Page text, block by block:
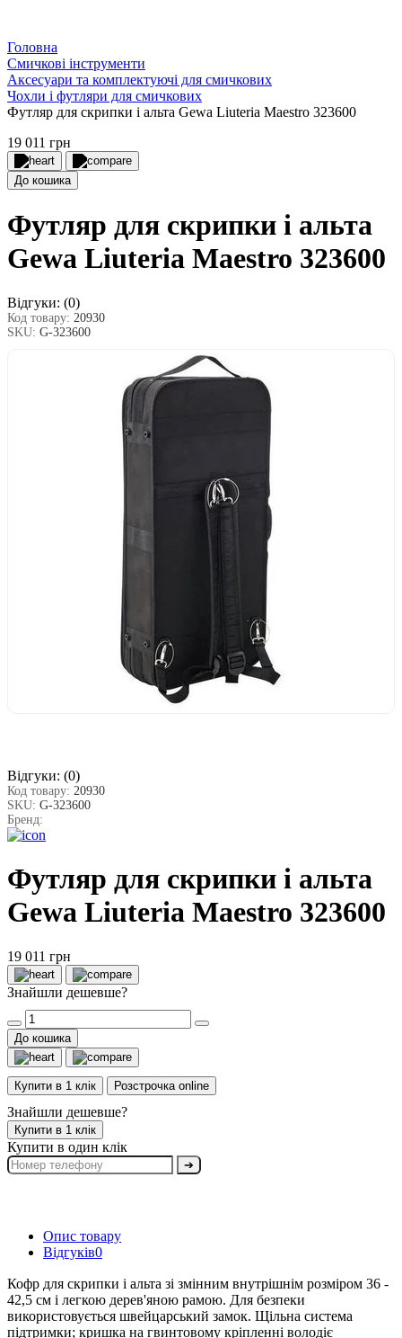
Головна
Смичкові інструменти
Аксесуари та комплектуючі для смичкових
Чохли і футляри для смичкових
Футляр для скрипки і альта Gewa Liuteria Maestro 323600
19 011 грн
До кошика
Футляр для скрипки і альта
Gewa Liuteria Maestro 323600
Відгуки: (0)
Код товару: 20930
SKU: G-323600
Відгуки: (0)
Код товару: 20930
SKU: G-323600
Бренд:
Футляр для скрипки і альта
Gewa Liuteria Maestro 323600
19 011 грн
Знайшли дешевше?
До кошика
Купити в 1 клік Розстрочка online
Знайшли дешевше?
Купити в 1 клік
Купити в один клік
➔
Опис товару
Відгуків0
Кофр для скрипки і альта зі змінним внутрішнім розміром 36 -
42,5 см і легкою дерев'яною рамою. Для безпеки
використовується швейцарський замок. Щільна система
підтримки; кришка на гвинтовому кріпленні володіє